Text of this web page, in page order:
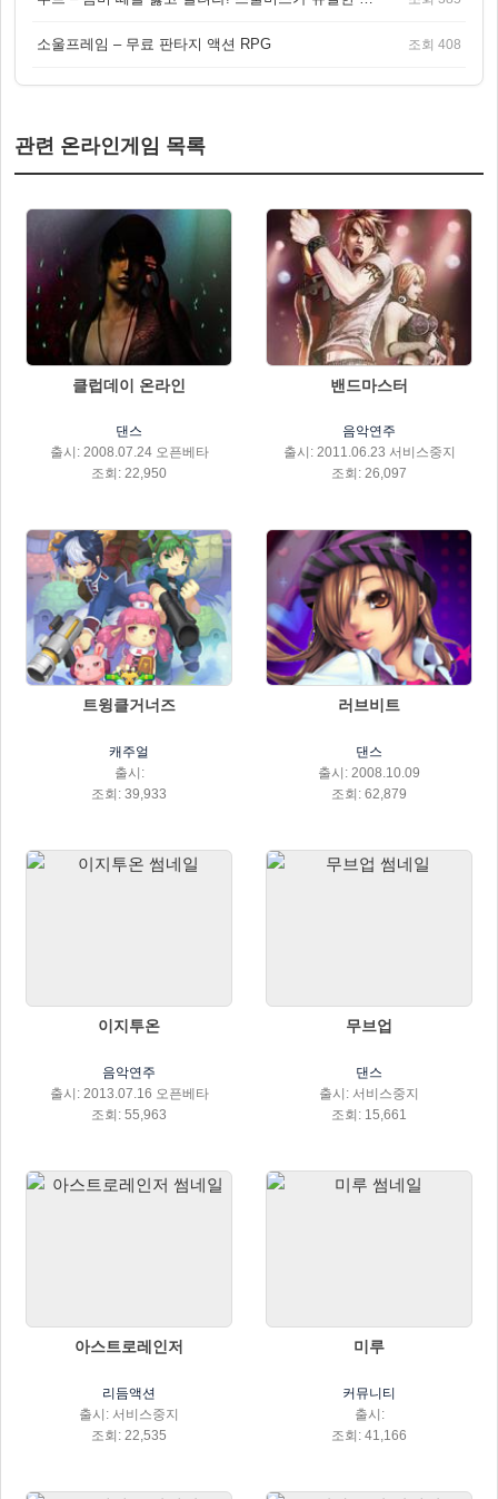
소울프레임 – 무료 판타지 액션 RPG 조회 408
관련 온라인게임 목록
클럽데이 온라인
댄스
출시: 2008.07.24 오픈베타
조회: 22,950
밴드마스터
음악연주
출시: 2011.06.23 서비스중지
조회: 26,097
트윙클거너즈
캐주얼
출시:
조회: 39,933
러브비트
댄스
출시: 2008.10.09
조회: 62,879
이지투온
음악연주
출시: 2013.07.16 오픈베타
조회: 55,963
무브업
댄스
출시: 서비스중지
조회: 15,661
아스트로레인저
리듬액션
출시: 서비스중지
조회: 22,535
미루
커뮤니티
출시:
조회: 41,166